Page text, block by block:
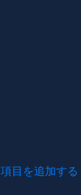
項目を追加する